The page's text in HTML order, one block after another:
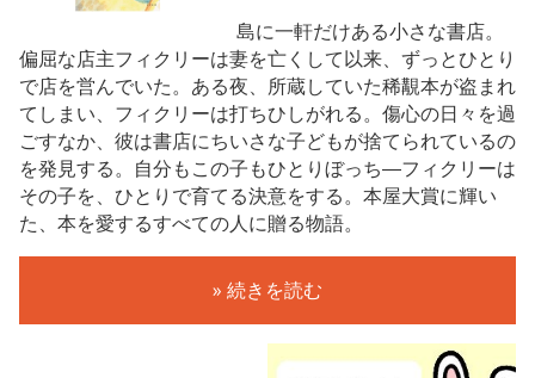
島に一軒だけある小さな書店。
偏屈な店主フィクリーは妻を亡くして以来、ずっとひとり
で店を営んでいた。ある夜、所蔵していた稀覯本が盗まれ
てしまい、フィクリーは打ちひしがれる。傷心の日々を過
ごすなか、彼は書店にちいさな子どもが捨てられているの
を発見する。自分もこの子もひとりぼっち―フィクリーは
その子を、ひとりで育てる決意をする。本屋大賞に輝い
た、本を愛するすべての人に贈る物語。
» 続きを読む